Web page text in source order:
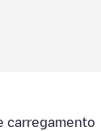
carregamento